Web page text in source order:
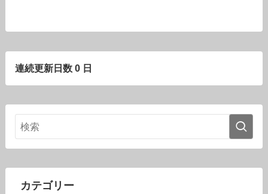
連続更新日数 0 日
カテゴリー